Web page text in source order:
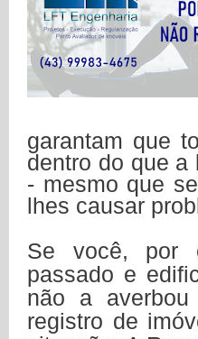
garantam que
dentro do que a
- mesmo que
lhes causar
Se você, por
passado e
não a
registro de